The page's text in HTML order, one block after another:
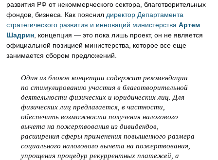
развития РФ от некоммерческого сектора, благотворительных
фондов, бизнеса. Как пояснил директор Департамента
стратегического развития и инноваций министерстваАртем
Шадрин , концепция — это пока лишь проект, он не является
официальной позицией министерства, которое все еще
занимается сбором предложений.
Один из блоков концепции содержит рекомендации
по стимулированию участия в благотворительной
деятельности физических и юридических лиц. Для
физических лиц предлагается, в частности,
обеспечить возможности получения налогового
вычета на пожертвования из дивидендов,
расширения сферы применения повышенного размера
социального налогового вычета на пожертвования,
упрощения процедур рекуррентных платежей, а